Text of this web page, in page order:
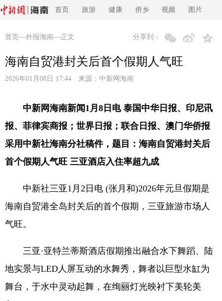
首页 旅游 健康 侨乡 视频 图片
首页 —外报海南—正文 分享到：
海南自贸港封关后首个假期人气旺
2026年01月08日 17:44 来源： 中新网海南
中新网海南新闻1月8日电 泰国中华日报、印尼讯
报、菲律宾商报；世界日报；联合日报、澳门华侨报
采用中新社海南分社稿件，题目：海南自贸港封关后
首个假期人气旺 三亚酒店入住率超九成
中新社三亚1月2日电 (张月和)2026年元旦假期是
海南自贸港全岛封关后的首个假期，三亚旅游市场人
气旺。
三亚·亚特兰蒂斯酒店假期推出融合水下舞蹈、陆
地实景与LED人屏互动的水舞秀，舞者以巨型水缸为
舞台，于水中灵动起舞，在绚丽灯光映衬下美轮美